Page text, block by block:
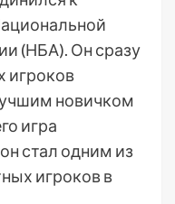
(НБА). Он сразу
игроков
новичком
игра
стал одним из
игроков в